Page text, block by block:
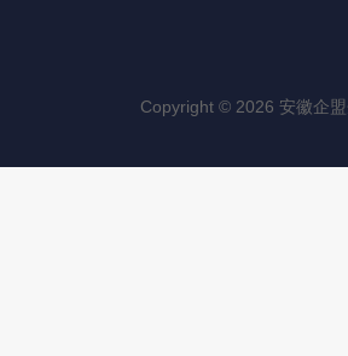
Copyright © 2026 安徽企